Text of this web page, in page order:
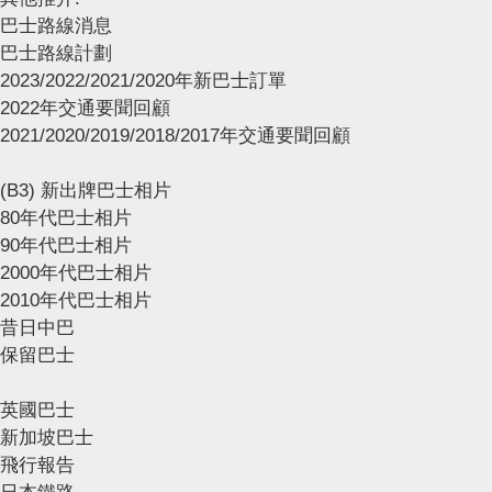
巴士路線消息
巴士路線計劃
2023/2022/2021/2020年新巴士訂單
2022年交通要聞回顧
2021/2020/2019/2018/2017年交通要聞回顧
(B3) 新出牌巴士相片
80年代巴士相片
90年代巴士相片
2000年代巴士相片
2010年代巴士相片
昔日中巴
保留巴士
英國巴士
新加坡巴士
飛行報告